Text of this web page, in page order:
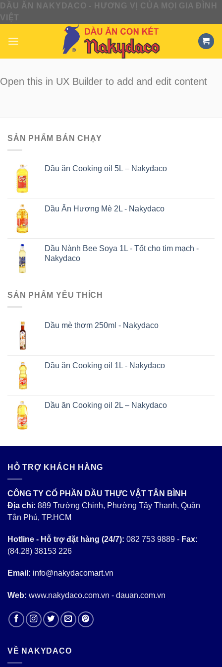
DẦU ĂN NAKYDACO - HƯƠNG VỊ CỦA MỌI GIA ĐÌNH
VIỆT
Open this in UX Builder to add and edit content
SẢN PHẨM BÁN CHẠY
Dầu ăn Cooking oil 5L – Nakydaco
Dầu Ăn Hương Mè 2L - Nakydaco
Dầu Nành Bee Soya 1L - Tốt cho tim mạch -
Nakydaco
SẢN PHẨM YÊU THÍCH
Dầu mè thơm 250ml - Nakydaco
Dầu ăn Cooking oil 1L - Nakydaco
Dầu ăn Cooking oil 2L – Nakydaco
HỖ TRỢ KHÁCH HÀNG
CÔNG TY CỔ PHẦN DẦU THỰC VẬT TÂN BÌNH
Địa chỉ: 889 Trường Chinh, Phường Tây Thạnh, Quận
Tân Phú, TP.HCM
Hotline - Hỗ trợ đặt hàng (24/7): 082 753 9889 - Fax:
(84.28) 38153 226
Email: info@nakydacomart.vn
Web: www.nakydaco.com.vn - dauan.com.vn
VỀ NAKYDACO